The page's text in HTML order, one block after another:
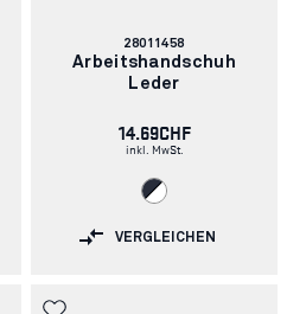
Artikelnummer:
28011458
Arbeitshandschuh
Leder
14.69CHF
inkl. MwSt.
VERGLEICHEN